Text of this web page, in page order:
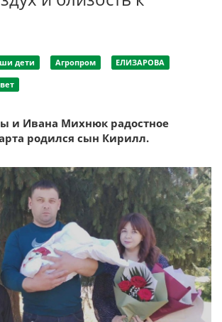
дети Агропром ЕЛИЗАРОВА
и Ивана Михнюк радостное
родился сын Кирилл.